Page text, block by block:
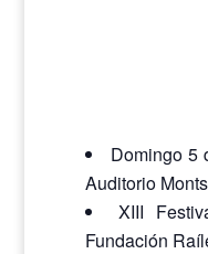
Domingo 5
Auditorio
XIII
Fundación